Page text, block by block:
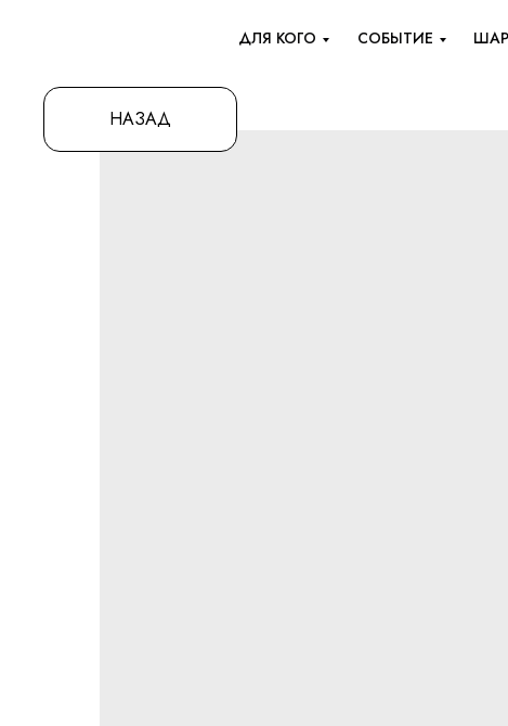
СОБЫТИЕ
ДЛЯ КОГО
НАЗАД